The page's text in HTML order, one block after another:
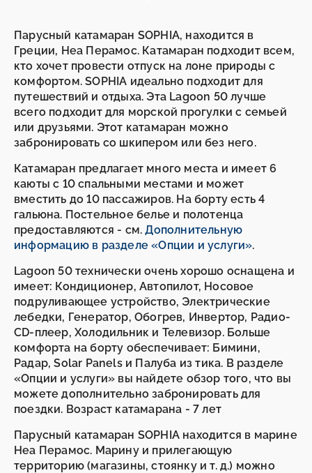
Парусный катамаран SOPHIA, находится в
Греции, Неа Перамос. Катамаран подходит всем,
кто хочет провести отпуск на лоне природы с
комфортом. SOPHIA идеально подходит для
путешествий и отдыха. Эта Lagoon 50 лучше
всего подходит для морской прогулки с семьей
или друзьями. Этот катамаран можно
забронировать со шкипером или без него.
Катамаран предлагает много места и имеет 6
каюты с 10 спальными местами и может
вместить до 10 пассажиров. На борту есть 4
гальюна. Постельное белье и полотенца
предоставляются - см.Дополнительную
информацию в разделе «Опции и услуги».
Lagoon 50 технически очень хорошо оснащена и
имеет: Кондиционер, Автопилот, Носовое
подруливающее устройство, Электрические
лебедки, Генератор, Обогрев, Инвертор, Радио-
CD-плеер, Холодильник и Телевизор. Больше
комфорта на борту обеспечивает: Бимини,
Радар, Solar Panels и Палуба из тика. В разделе
«Опции и услуги» вы найдете обзор того, что вы
можете дополнительно забронировать для
поездки. Возраст катамарана - 7 лет
Парусный катамаран SOPHIA находится в марине
Неа Перамос. Марину и прилегающую
территорию (магазины, стоянку и т. д.) можно